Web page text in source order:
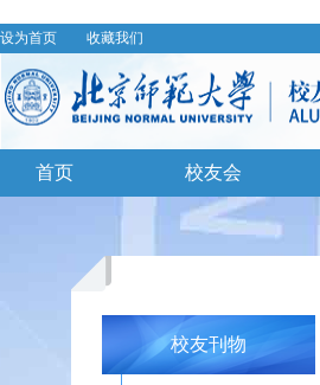
设为首页 收藏我们
首页 校友会
校友刊物